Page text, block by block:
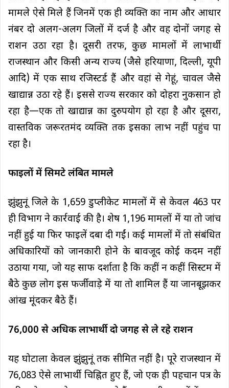
मामले ऐसे मिले हैं जिनमें एक ही व्यक्ति का नाम और आधार
नंबर दो अलग-अलग जिलों में दर्ज है और वह दोनों जगह से
राशन उठा रहा है। दूसरी तरफ, कुछ मामलों में लाभार्थी
राजस्थान और किसी अन्य राज्य (जैसे हरियाणा, दिल्ली, यूपी
आदि) में एक साथ रजिस्टर्ड हैं और वहां से गेहूं, चावल जैसे
खाद्यान्न उठा रहे हैं। इससे राज्य सरकार को दोहरा नुकसान हो
रहा है—एक तो खाद्यान्न का दुरुपयोग हो रहा है और दूसरा,
वास्तविक जरूरतमंद व्यक्ति तक इसका लाभ नहीं पहुंच पा
रहा है।
फाइलों में सिमटे लंबित मामले
झुंझुनूं जिले के 1,659 डुप्लीकेट मामलों में से केवल 463 पर
ही विभाग ने कार्रवाई की है। शेष 1,196 मामलों में या तो जांच
नहीं हुई या फिर फाइलें दबा दी गईं। कई मामलों में तो संबंधित
अधिकारियों को जानकारी होने के बावजूद कोई कदम नहीं
उठाया गया, जो यह साफ दर्शाता है कि कहीं न कहीं सिस्टम में
बैठे कुछ लोग इस फर्जीवाड़े में या तो शामिल हैं या जानबूझकर
आंख मूंदकर बैठे हैं।
76,000 से अधिक लाभार्थी दो जगह से ले रहे राशन
यह घोटाला केवल झुंझुनूं तक सीमित नहीं है। पूरे राजस्थान में
76,083 ऐसे लाभार्थी चिह्नित हुए हैं, जो एक ही पहचान पत्र के